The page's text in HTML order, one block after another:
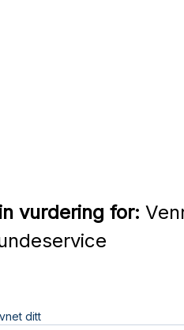
vurdering for:
ditt